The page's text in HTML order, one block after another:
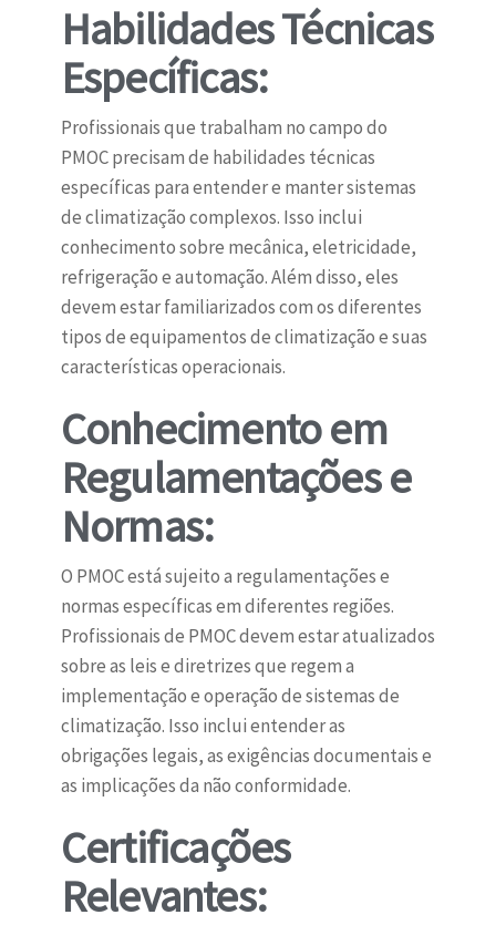
Habilidades Técnicas
Específicas:
Profissionais que trabalham no campo do
PMOC precisam de habilidades técnicas
específicas para entender e manter sistemas
de climatização complexos. Isso inclui
conhecimento sobre mecânica, eletricidade,
refrigeração e automação. Além disso, eles
devem estar familiarizados com os diferentes
tipos de equipamentos de climatização e suas
características operacionais.
Conhecimento em
Regulamentações e
Normas:
O PMOC está sujeito a regulamentações e
normas específicas em diferentes regiões.
Profissionais de PMOC devem estar atualizados
sobre as leis e diretrizes que regem a
implementação e operação de sistemas de
climatização. Isso inclui entender as
obrigações legais, as exigências documentais e
as implicações da não conformidade.
Certificações
Relevantes: